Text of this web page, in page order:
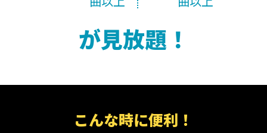
が見放題！
こんな時に便利！